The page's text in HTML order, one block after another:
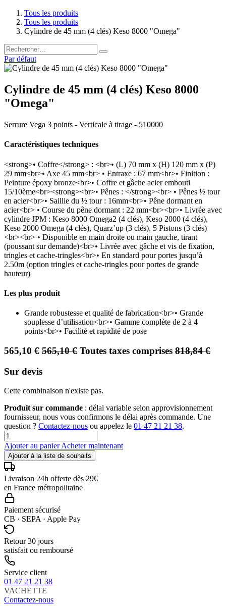
Tous les produits
Tous les produits
Cylindre de 45 mm (4 clés) Keso 8000 "Omega"
Par défaut
Cylindre de 45 mm (4 clés) Keso 8000
"Omega"
Serrure Vega 3 points - Verticale à tirage - 510000
Caractéristiques techniques
<strong>• Coffre</strong> : <br>• (L) 70 mm x (H) 120 mm x (P)
29 mm<br>• Axe 45 mm<br> • Entraxe : 67 mm<br>• Finition :
Peinture époxy bronze<br>• Coffre et gâche acier embouti
15/10ème<br><strong><br>• Pênes : </strong><br> • Pênes ½ tour
en acier<br>• Saillie du ½ tour : 16mm<br>• Pêne dormant en
acier<br> • Course du pêne dormant : 22 mm<br><br>• Livrée avec
cylindre JPM : Keso 8000 Omega2 (4 clés), Keso 2000 (4 clés),
Keso 2000 Omega (4 clés), Quarz’up (3 clés), 5 Pistons (3 clés)
<br><br> • Disponible en main droite ou main gauche, tirant
(poussant sur demande)<br>• Livrée avec gâche et vis de fixation,
tringles et cache-tringles<br>• En standard pour portes jusqu’à
2.50m (option tringles et cache-tringles pour portes de grande
hauteur)
Les plus produit
Grande robustesse et qualité de fabrication<br>• Grande
souplesse d’utilisation<br>• Gamme complète de 2 à 4
points<br>• Facilité et rapidité de pose
565,10 € 565,10€ Toutes taxes comprises 818,84€
Sur devis
Cette combinaison n'existe pas.
Produit sur commande : délai variable selon approvisionnement
fournisseur, nous vous confirmons le délai après commande. Une
question ? Contactez-nous ou appelez le 01 47 21 21 38.
Ajouter au panierAcheter maintenant
Ajouter à la liste de souhaits
Livraison 24h offerte dès 29€
en France métropolitaine
Paiement sécurisé
CB · SEPA · Apple Pay
Retour 30 jours
satisfait ou remboursé
Service client
01 47 21 21 38
VACHETTE
Contactez-nous